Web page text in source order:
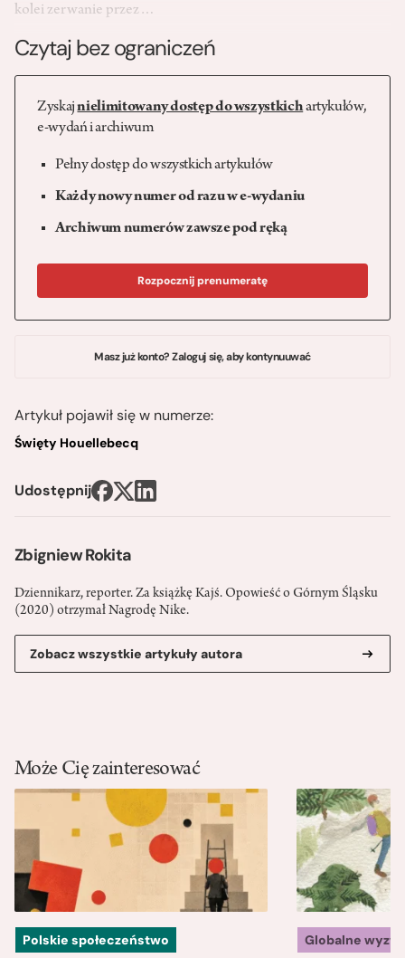
Zbigniew Rokita
Dziennikarz, reporter. Za książkę Kajś. Opowieść o Górnym Śląsku
(2020) otrzymał Nagrodę Nike.
Zobacz wszystkie artykuły autora
kolei zerwanie przez…
Czytaj bez ograniczeń
Zyskajnielimitowany dostęp do wszystkichartykułów,
e-wydań i archiwum
Pełny dostęp do wszystkich artykułów
Każdy nowy numer od razu w e-wydaniu
Archiwum numerów zawsze pod ręką
Rozpocznij prenumeratę
Masz już konto? Zaloguj się, aby kontynuuwać
Artykuł pojawił się w numerze:
Święty Houellebecq
Udostępnij
Może Cię zainteresować
Polskie społeczeństwo Globalne